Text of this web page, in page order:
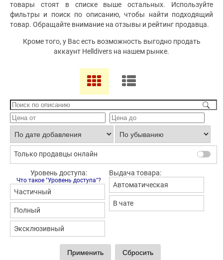
товары стоят в списке выше остальных. Используйте
фильтры и поиск по описанию, чтобы найти подходящий
товар. Обращайте внимание на отзывы и рейтинг продавца.
Кроме того, у Вас есть возможность выгодно продать
аккаунт Helldivers на нашем рынке.
Только продавцы онлайн
Уровень доступа:
Что такое "Уровень доступа"?
Частичный
Полный
Эксклюзивный
Выдача товара:
Автоматическая
В чате